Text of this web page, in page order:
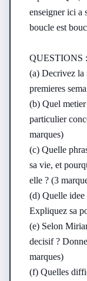
enseigner ici a
boucle est
QUESTIONS :
(a) Decrivez la
premieres
(b) Quel
particulier
marques)
(c) Quelle
sa vie, et
elle ? (3
(d) Quelle
Expliquez sa
(e) Selon
decisif ?
marques)
(f) Quelles